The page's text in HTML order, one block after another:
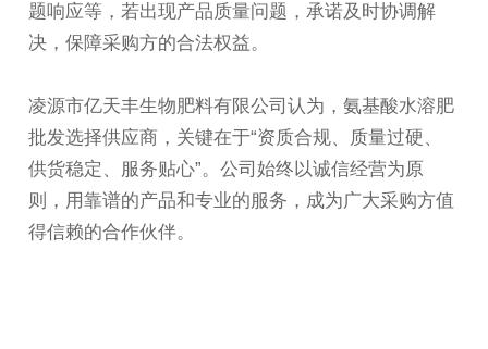
题响应等，若出现产品质量问题，承诺及时协调解
决，保障采购方的合法权益。
凌源市亿天丰生物肥料有限公司认为，氨基酸水溶肥
批发选择供应商，关键在于“资质合规、质量过硬、
供货稳定、服务贴心”。公司始终以诚信经营为原
则，用靠谱的产品和专业的服务，成为广大采购方值
得信赖的合作伙伴。